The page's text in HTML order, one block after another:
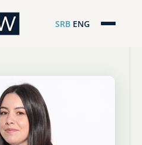
SRB ENG